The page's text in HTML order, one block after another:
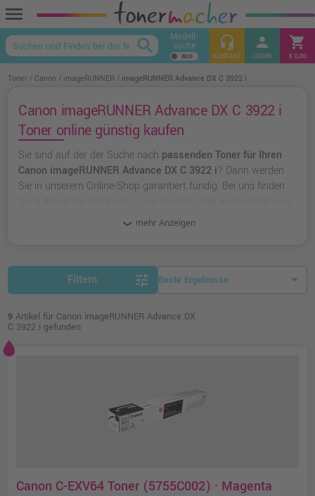
menu
keyboard_arrow_up
search Modell-
suche headset_mic
KONTAKT
person
LOGIN
shopping_cart
€ 0,00
Toner Canon imageRUNNER imageRUNNER Advance DX C 3922 i
Canon imageRUNNER Advance DX C 3922 i
Toner online günstig kaufen
Sie sind auf der der Suche nach passenden Toner für Ihren
Canon imageRUNNER Advance DX C 3922 i? Dann werden
Sie in unserem Online-Shop garantiert fündig. Bei uns finden
originalen Toner von Canon
unserer Hausmarke Ampertec
mehr Anzeigen
Filtern tune
9 Artikel für Canon imageRUNNER Advance DX
C 3922 i gefunden
Canon C-EXV64 Toner (5755C002) · Magenta